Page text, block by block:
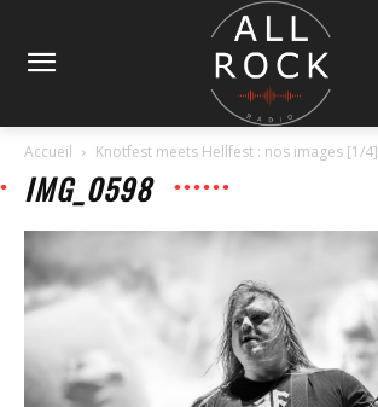
Accueil Knotfest meets Hellfest : nos images [1/4]
IMG_0598